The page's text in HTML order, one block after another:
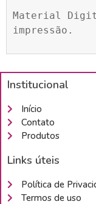
Material
impressão.
Institucional
Início
Contato
Produtos
Links úteis
Política de
Termos de uso